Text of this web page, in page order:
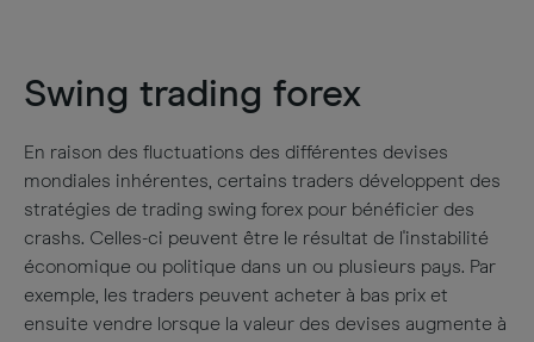
Swing trading forex
En raison des fluctuations des différentes devises
mondiales inhérentes, certains traders développent des
stratégies de trading swing forex pour bénéficier des
crashs. Celles-ci peuvent être le résultat de l'instabilité
économique ou politique dans un ou plusieurs pays. Par
exemple, les traders peuvent acheter à bas prix et
ensuite vendre lorsque la valeur des devises augmente à